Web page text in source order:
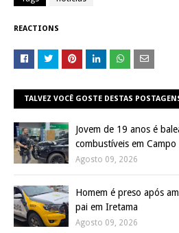
REACTIONS
TALVEZ VOCÊ GOSTE DESTAS
Jovem de 19 anos é
combustíveis em
Agosto 09, 2026
Homem é preso após
pai em Iretama
Agosto 09, 2026